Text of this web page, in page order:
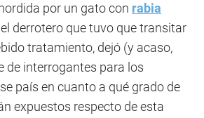
por un gato con rabia
derrotero que tuvo que transitar
tratamiento, dejó (y acaso,
de interrogantes para los
país en cuanto a qué grado de
expuestos respecto de esta